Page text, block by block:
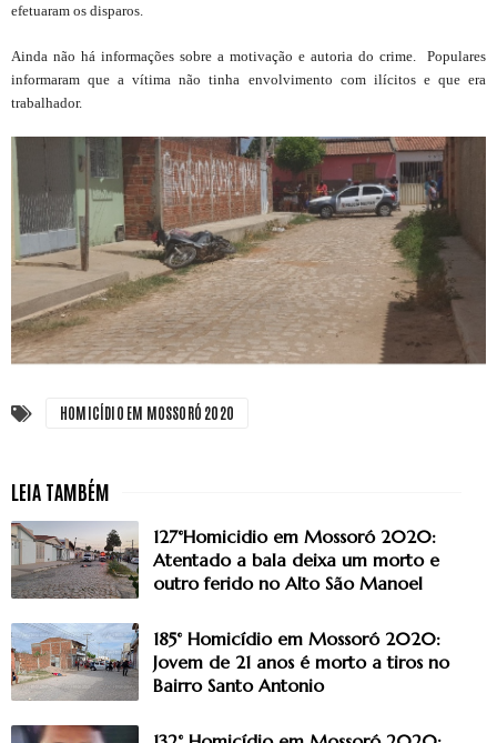
efetuaram os disparos.
Ainda não há informações sobre a motivação e autoria do crime. Populares
informaram que a vítima não tinha envolvimento com ilícitos e que era
trabalhador.
HOMICÍDIO EM MOSSORÓ 2020
127°Homicidio em Mossoró 2020:
Atentado a bala deixa um morto e
outro ferido no Alto São Manoel
185° Homicídio em Mossoró 2020:
Jovem de 21 anos é morto a tiros no
Bairro Santo Antonio